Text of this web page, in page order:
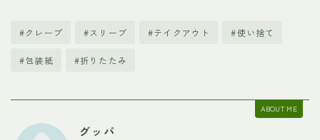
#クレープ #スリーブ #テイクアウト #使い捨て
#包装紙 #折りたたみ
ABOUT ME
グッパ